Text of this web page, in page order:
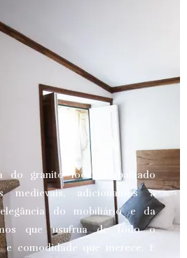
do granito local, trabalhado
medievais, adicionamos a
do mobiliário e da
que usufrua de todo o
e comodidade que merece.
E